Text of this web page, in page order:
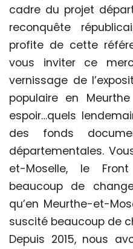
cadre du projet
reconquête
profite de cette
vous inviter ce
vernissage de
populaire en
espoir…quels
des fonds
départementales.
et-Moselle, le
beaucoup de
qu’en Meurthe-et-
suscité beaucoup de
Depuis 2015, nous